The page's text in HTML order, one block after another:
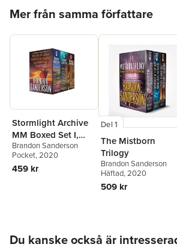
Mer från samma författare
Stormlight Archive
MM Boxed Set I,
Books 1-3: The Way
of Kings, Words of
Radiance,
Brandon Sanderson
Pocket, 2020
459 kr
Del 1
The Mistborn
Trilogy
Brandon Sanderson
Häftad, 2020
509 kr
Du kanske också är